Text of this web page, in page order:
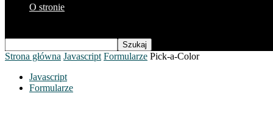
O stronie
Strona główna Javascript Formularze Pick-a-Color
Javascript
Formularze